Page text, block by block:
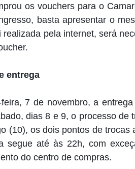
os vouchers para o
basta apresentar o
realizada pela internet, será
entrega
7 de novembro, a
dias 8 e 9, o processo de
(10), os dois pontos de
segue até às 22h, com
do centro de compras.